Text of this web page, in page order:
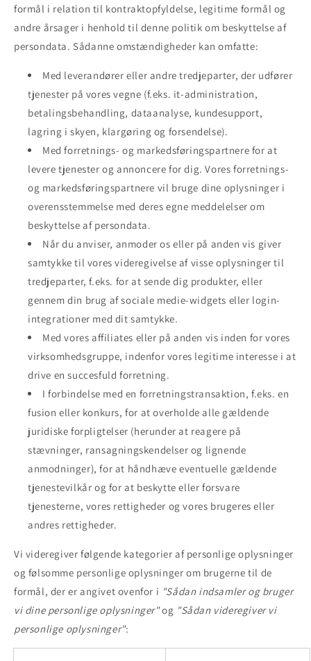
formål i relation til kontraktopfyldelse, legitime formål og
andre årsager i henhold til denne politik om beskyttelse af
persondata. Sådanne omstændigheder kan omfatte:
Med leverandører eller andre tredjeparter, der udfører
tjenester på vores vegne (f.eks. it-administration,
betalingsbehandling, dataanalyse, kundesupport,
lagring i skyen, klargøring og forsendelse).
Med forretnings- og markedsføringspartnere for at
levere tjenester og annoncere for dig. Vores forretnings-
og markedsføringspartnere vil bruge dine oplysninger i
overensstemmelse med deres egne meddelelser om
beskyttelse af persondata.
Når du anviser, anmoder os eller på anden vis giver
samtykke til vores videregivelse af visse oplysninger til
tredjeparter, f.eks. for at sende dig produkter, eller
gennem din brug af sociale medie-widgets eller login-
integrationer med dit samtykke.
Med vores affiliates eller på anden vis inden for vores
virksomhedsgruppe, indenfor vores legitime interesse i at
drive en succesfuld forretning.
I forbindelse med en forretningstransaktion, f.eks. en
fusion eller konkurs, for at overholde alle gældende
juridiske forpligtelser (herunder at reagere på
stævninger, ransagningskendelser og lignende
anmodninger), for at håndhæve eventuelle gældende
tjenestevilkår og for at beskytte eller forsvare
tjenesterne, vores rettigheder og vores brugeres eller
andres rettigheder.
Vi videregiver følgende kategorier af personlige oplysninger
og følsomme personlige oplysninger om brugerne til de
formål, der er angivet ovenfor i "Sådan indsamler og bruger
vi dine personlige oplysninger"og "Sådan videregiver vi
personlige oplysninger":